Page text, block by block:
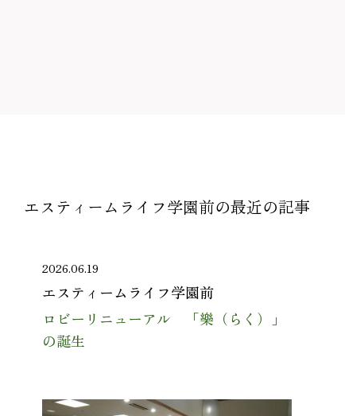
エスティームライフ学園前の最近の記事
2026.06.19
エスティームライフ学園前
ロビーリニューアル 「樂（らく）」
の誕生